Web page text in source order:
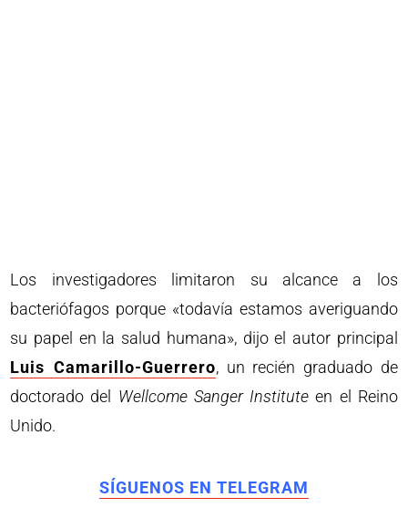
Los investigadores limitaron su alcance a los
bacteriófagos porque «todavía estamos averiguando
su papel en la salud humana», dijo el autor principal
Luis Camarillo-Guerrero, un recién graduado de
doctorado del Wellcome Sanger Institute en el Reino
Unido.
SÍGUENOS EN TELEGRAM